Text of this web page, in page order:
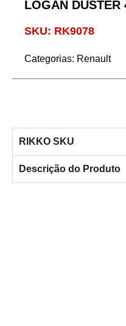
LOGAN DUSTER
SKU: RK9078
Categorias: Renault
RIKKO SKU
Descrição do Produto